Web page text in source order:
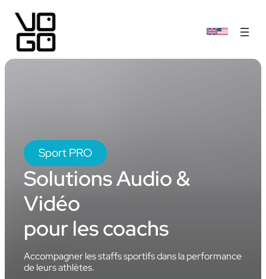
Sport PRO
Solutions Audio &
Vidéo
pour les coachs
Accompagner les staffs sportifs dans la performance
de leurs athlètes.